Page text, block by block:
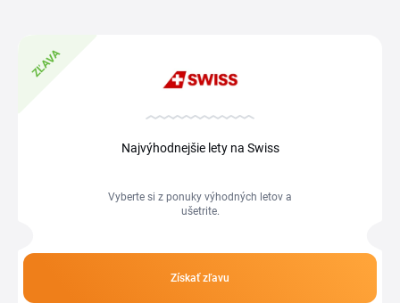
tejto stránke pokrývajú ekonomickú aj biznis triedu, krátke
európske spojenia i diaľkové lety. Či cestujete za prácou,
náklady na cestovné lístky aj doplnkové služby. Stačí si
vybrať platný kód, skopírovať ho a uplatniť pri rezervácii.
ZĽAVA
Najvýhodnejšie lety na Swiss
Vyberte si z ponuky výhodných letov a
ušetrite.
Získať zľavu